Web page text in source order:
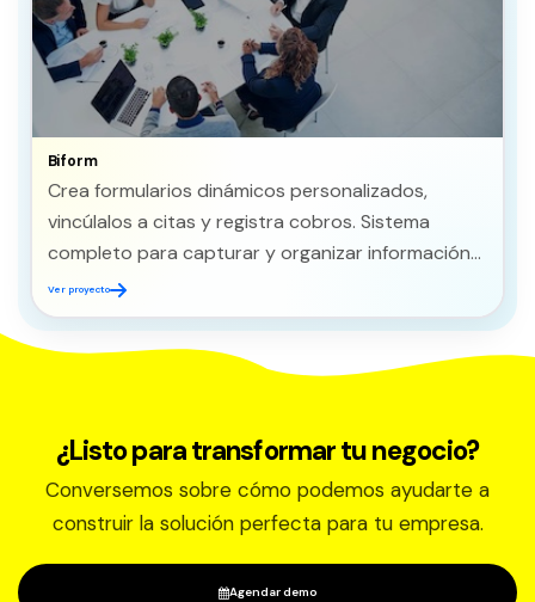
Biform
Crea formularios dinámicos personalizados,
vincúlalos a citas y registra cobros. Sistema
completo para capturar y organizar información
de tus clientes.
Ver proyecto
¿Listo para transformar tu negocio?
Conversemos sobre cómo podemos ayudarte a
construir la solución perfecta para tu empresa.
Agendar demo